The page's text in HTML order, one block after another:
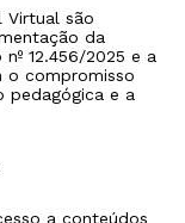
Virtual são
da
12.456/2025 e a
o compromisso
pedagógica e a
a conteúdos